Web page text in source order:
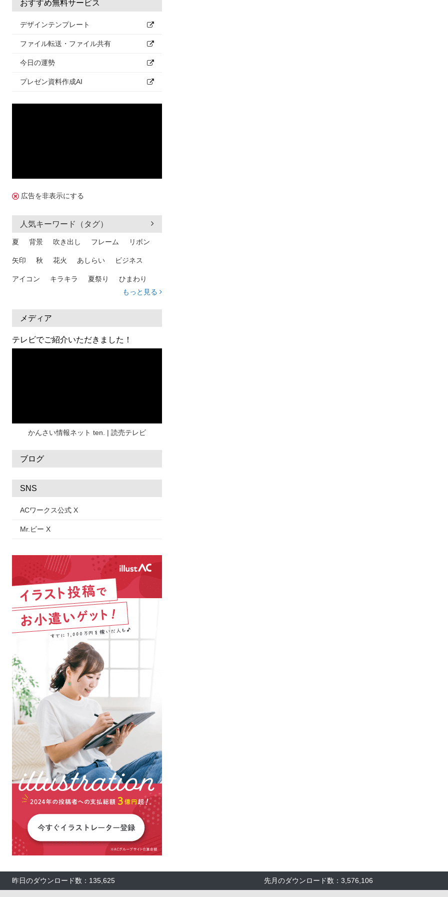
おすすめ無料サービス
デザインテンプレート
ファイル転送・ファイル共有
今日の運勢
プレゼン資料作成AI
広告を非表示にする
人気キーワード（タグ）
夏 背景 吹き出し フレーム リボン
矢印 秋 花火 あしらい ビジネス
アイコン キラキラ 夏祭り ひまわり
熱中症
人物 暑中見舞い
日本地図 海
もっと見る
メディア
テレビでご紹介いただきました！
かんさい情報ネット ten. | 読売テレビ
ブログ
SNS
ACワークス公式 X
Mr.ビー X
昨日のダウンロード数：135,625 先月のダウンロード数：3,576,106